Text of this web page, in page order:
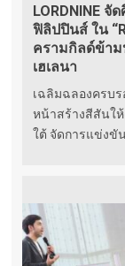
LORDNINE จั
ฟิลิปปินส์ ใน
ครามกิลด์ข้าม
เฮเลนา
เฉลิมฉลองครบร
หน้าสร้างสีสันให้
ใต้ จัดการแข่งขัน